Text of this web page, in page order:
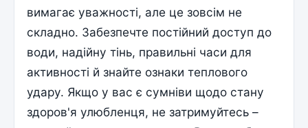
вимагає уважності, але це зовсім не
складно. Забезпечте постійний доступ до
води, надійну тінь, правильні часи для
активності й знайте ознаки теплового
удару. Якщо у вас є сумніви щодо стану
здоров'я улюбленця, не затримуйтесь –